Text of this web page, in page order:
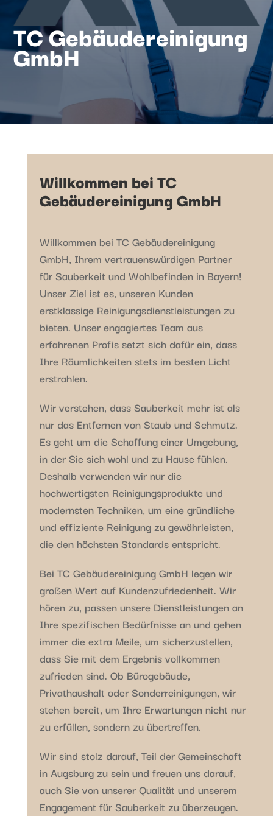
TC Gebäudereinigung
GmbH
Willkommen bei TC
Gebäudereinigung GmbH
Willkommen bei TC Gebäudereinigung
GmbH, Ihrem vertrauenswürdigen Partner
für Sauberkeit und Wohlbefinden in Bayern!
Unser Ziel ist es, unseren Kunden
erstklassige Reinigungsdienstleistungen zu
bieten. Unser engagiertes Team aus
erfahrenen Profis setzt sich dafür ein, dass
Ihre Räumlichkeiten stets im besten Licht
erstrahlen.
Wir verstehen, dass Sauberkeit mehr ist als
nur das Entfernen von Staub und Schmutz.
Es geht um die Schaffung einer Umgebung,
in der Sie sich wohl und zu Hause fühlen.
Deshalb verwenden wir nur die
hochwertigsten Reinigungsprodukte und
modernsten Techniken, um eine gründliche
und effiziente Reinigung zu gewährleisten,
die den höchsten Standards entspricht.
Bei TC Gebäudereinigung GmbH legen wir
großen Wert auf Kundenzufriedenheit. Wir
hören zu, passen unsere Dienstleistungen an
Ihre spezifischen Bedürfnisse an und gehen
immer die extra Meile, um sicherzustellen,
dass Sie mit dem Ergebnis vollkommen
zufrieden sind. Ob Bürogebäude,
Privathaushalt oder Sonderreinigungen, wir
stehen bereit, um Ihre Erwartungen nicht nur
zu erfüllen, sondern zu übertreffen.
Wir sind stolz darauf, Teil der Gemeinschaft
in Augsburg zu sein und freuen uns darauf,
auch Sie von unserer Qualität und unserem
Engagement für Sauberkeit zu überzeugen.